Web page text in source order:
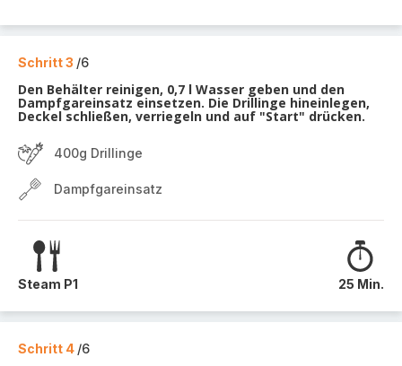
Schritt 3 /6
Den Behälter reinigen, 0,7 l Wasser geben und den
Dampfgareinsatz einsetzen. Die Drillinge hineinlegen,
Deckel schließen, verriegeln und auf "Start" drücken.
400g Drillinge
Dampfgareinsatz
Steam P1 25 Min.
Schritt 4 /6